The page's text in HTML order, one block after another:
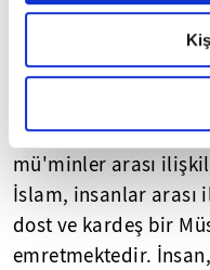
okumak ve sitemizi
gerçekleştirilen veri
detaylı bilgi almak için
beslemek, su-
Kardeşliğe ve
ve davranışlardan
ilke olarak kabul
Allah'ın kulları
mü'minler arası
İslam, insanlar arası
dost ve kardeş bir
emretmektedir.